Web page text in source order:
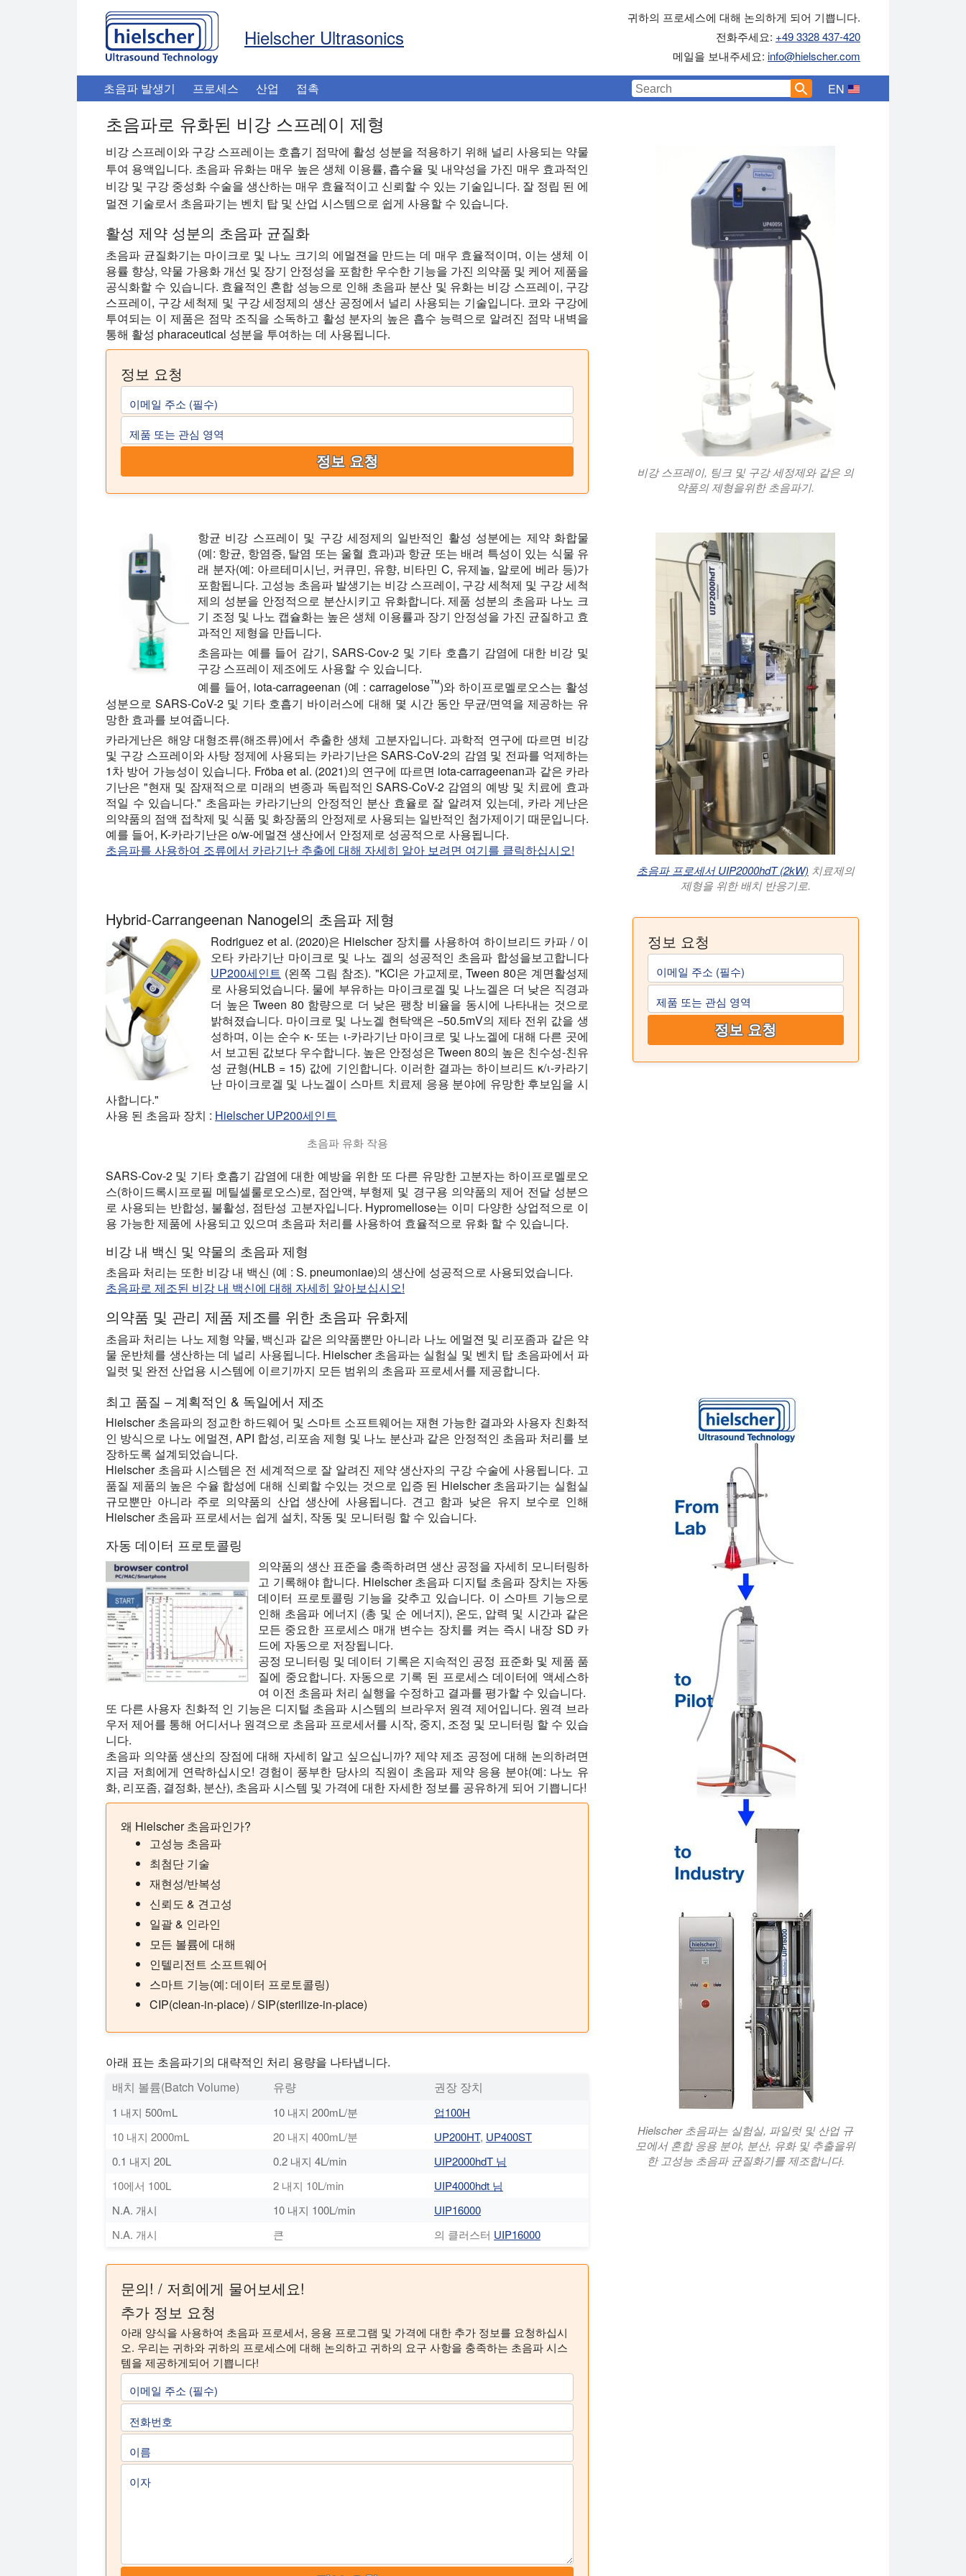
Hielscher Ultrasonics
귀하의 프로세스에 대해 논의하게 되어 기쁩니다.
전화주세요: +49 3328 437-420
메일을 보내주세요: info@hielscher.com
초음파 발생기 프로세스 산업 접촉 EN
초음파로 유화된 비강 스프레이 제형
비강 스프레이와 구강 스프레이는 호흡기 점막에 활성 성분을 적용하기 위해 널리 사용되는 약물
투여 용액입니다. 초음파 유화는 매우 높은 생체 이용률, 흡수율 및 내약성을 가진 매우 효과적인
비강 및 구강 중성화 수술을 생산하는 매우 효율적이고 신뢰할 수 있는 기술입니다. 잘 정립 된 에
멀젼 기술로서 초음파기는 벤치 탑 및 산업 시스템으로 쉽게 사용할 수 있습니다.
활성 제약 성분의 초음파 균질화
초음파 균질화기는 마이크로 및 나노 크기의 에멀젼을 만드는 데 매우 효율적이며, 이는 생체 이
용률 향상, 약물 가용화 개선 및 장기 안정성을 포함한 우수한 기능을 가진 의약품 및 케어 제품을
공식화할 수 있습니다. 효율적인 혼합 성능으로 인해 초음파 분산 및 유화는 비강 스프레이, 구강
스프레이, 구강 세척제 및 구강 세정제의 생산 공정에서 널리 사용되는 기술입니다. 코와 구강에
투여되는 이 제품은 점막 조직을 소독하고 활성 분자의 높은 흡수 능력으로 알려진 점막 내벽을
통해 활성 pharaceutical 성분을 투여하는 데 사용됩니다.
정보 요청
이메일 주소 (필수)
제품 또는 관심 영역
정보 요청
비강 스프레이, 팅크 및 구강 세정제와 같은 의
약품의 제형을위한 초음파기.
항균 비강 스프레이 및 구강 세정제의 일반적인 활성 성분에는 제약 화합물
(예: 항균, 항염증, 탈염 또는 울혈 효과)과 항균 또는 배려 특성이 있는 식물 유
래 분자(예: 아르테미시닌, 커큐민, 유향, 비타민 C, 유제놀, 알로에 베라 등)가
포함됩니다. 고성능 초음파 발생기는 비강 스프레이, 구강 세척제 및 구강 세척
제의 성분을 안정적으로 분산시키고 유화합니다. 제품 성분의 초음파 나노 크
기 조정 및 나노 캡슐화는 높은 생체 이용률과 장기 안정성을 가진 균질하고 효
과적인 제형을 만듭니다.
초음파는 예를 들어 감기, SARS-Cov-2 및 기타 호흡기 감염에 대한 비강 및
구강 스프레이 제조에도 사용할 수 있습니다.
예를 들어, iota-carrageenan (예 : carragelose™)와 하이프로멜로오스는 활성
성분으로 SARS-CoV-2 및 기타 호흡기 바이러스에 대해 몇 시간 동안 무균/면역을 제공하는 유
망한 효과를 보여줍니다.
카라게난은 해양 대형조류(해조류)에서 추출한 생체 고분자입니다. 과학적 연구에 따르면 비강
및 구강 스프레이와 사탕 정제에 사용되는 카라기난은 SARS-CoV-2의 감염 및 전파를 억제하는
1차 방어 가능성이 있습니다. Fröba et al. (2021)의 연구에 따르면 iota-carrageenan과 같은 카라
기난은 "현재 및 잠재적으로 미래의 변종과 독립적인 SARS-CoV-2 감염의 예방 및 치료에 효과
적일 수 있습니다." 초음파는 카라기난의 안정적인 분산 효율로 잘 알려져 있는데, 카라 게난은
의약품의 점액 접착제 및 식품 및 화장품의 안정제로 사용되는 일반적인 첨가제이기 때문입니다.
예를 들어, K-카라기난은 o/w-에멀젼 생산에서 안정제로 성공적으로 사용됩니다.
초음파를 사용하여 조류에서 카라기난 추출에 대해 자세히 알아 보려면 여기를 클릭하십시오!
초음파 프로세서 UIP2000hdT (2kW) 치료제의
제형을 위한 배치 반응기로.
Hybrid-Carrangeenan Nanogel의 초음파 제형
Rodriguez et al. (2020)은 Hielscher 장치를 사용하여 하이브리드 카파 / 이
오타 카라기난 마이크로 및 나노 겔의 성공적인 초음파 합성을보고합니다
UP200세인트 (왼쪽 그림 참조). "KCl은 가교제로, Tween 80은 계면활성제
로 사용되었습니다. 물에 부유하는 마이크로겔 및 나노겔은 더 낮은 직경과
더 높은 Tween 80 함량으로 더 낮은 팽창 비율을 동시에 나타내는 것으로
밝혀졌습니다. 마이크로 및 나노겔 현탁액은 −50.5mV의 제타 전위 값을 생
성하며, 이는 순수 κ- 또는 ι-카라기난 마이크로 및 나노겔에 대해 다른 곳에
서 보고된 값보다 우수합니다. 높은 안정성은 Tween 80의 높은 친수성-친유
성 균형(HLB = 15) 값에 기인합니다. 이러한 결과는 하이브리드 κ/ι-카라기
난 마이크로겔 및 나노겔이 스마트 치료제 응용 분야에 유망한 후보임을 시
사합니다."
사용 된 초음파 장치 : Hielscher UP200세인트
초음파 유화 작용
SARS-Cov-2 및 기타 호흡기 감염에 대한 예방을 위한 또 다른 유망한 고분자는 하이프로멜로오
스(하이드록시프로필 메틸셀룰로오스)로, 점안액, 부형제 및 경구용 의약품의 제어 전달 성분으
로 사용되는 반합성, 불활성, 점탄성 고분자입니다. Hypromellose는 이미 다양한 상업적으로 이
용 가능한 제품에 사용되고 있으며 초음파 처리를 사용하여 효율적으로 유화 할 수 있습니다.
비강 내 백신 및 약물의 초음파 제형
초음파 처리는 또한 비강 내 백신 (예 : S. pneumoniae)의 생산에 성공적으로 사용되었습니다.
초음파로 제조된 비강 내 백신에 대해 자세히 알아보십시오!
의약품 및 관리 제품 제조를 위한 초음파 유화제
초음파 처리는 나노 제형 약물, 백신과 같은 의약품뿐만 아니라 나노 에멀젼 및 리포좀과 같은 약
물 운반체를 생산하는 데 널리 사용됩니다. Hielscher 초음파는 실험실 및 벤치 탑 초음파에서 파
일럿 및 완전 산업용 시스템에 이르기까지 모든 범위의 초음파 프로세서를 제공합니다.
정보 요청
이메일 주소 (필수)
제품 또는 관심 영역
정보 요청
최고 품질 – 계획적인 & 독일에서 제조
Hielscher 초음파의 정교한 하드웨어 및 스마트 소프트웨어는 재현 가능한 결과와 사용자 친화적
인 방식으로 나노 에멀젼, API 합성, 리포솜 제형 및 나노 분산과 같은 안정적인 초음파 처리를 보
장하도록 설계되었습니다.
Hielscher 초음파 시스템은 전 세계적으로 잘 알려진 제약 생산자의 구강 수술에 사용됩니다. 고
품질 제품의 높은 수율 합성에 대해 신뢰할 수있는 것으로 입증 된 Hielscher 초음파기는 실험실
규모뿐만 아니라 주로 의약품의 산업 생산에 사용됩니다. 견고 함과 낮은 유지 보수로 인해
Hielscher 초음파 프로세서는 쉽게 설치, 작동 및 모니터링 할 수 있습니다.
자동 데이터 프로토콜링
의약품의 생산 표준을 충족하려면 생산 공정을 자세히 모니터링하
고 기록해야 합니다. Hielscher 초음파 디지털 초음파 장치는 자동
데이터 프로토콜링 기능을 갖추고 있습니다. 이 스마트 기능으로
인해 초음파 에너지 (총 및 순 에너지), 온도, 압력 및 시간과 같은
모든 중요한 프로세스 매개 변수는 장치를 켜는 즉시 내장 SD 카
드에 자동으로 저장됩니다.
공정 모니터링 및 데이터 기록은 지속적인 공정 표준화 및 제품 품
질에 중요합니다. 자동으로 기록 된 프로세스 데이터에 액세스하
여 이전 초음파 처리 실행을 수정하고 결과를 평가할 수 있습니다.
또 다른 사용자 친화적 인 기능은 디지털 초음파 시스템의 브라우저 원격 제어입니다. 원격 브라
우저 제어를 통해 어디서나 원격으로 초음파 프로세서를 시작, 중지, 조정 및 모니터링 할 수 있습
니다.
초음파 의약품 생산의 장점에 대해 자세히 알고 싶으십니까? 제약 제조 공정에 대해 논의하려면
지금 저희에게 연락하십시오! 경험이 풍부한 당사의 직원이 초음파 제약 응용 분야(예: 나노 유
화, 리포좀, 결정화, 분산), 초음파 시스템 및 가격에 대한 자세한 정보를 공유하게 되어 기쁩니다!
왜 Hielscher 초음파인가?
고성능 초음파
최첨단 기술
재현성/반복성
신뢰도 & 견고성
일괄 & 인라인
모든 볼륨에 대해
인텔리전트 소프트웨어
스마트 기능(예: 데이터 프로토콜링)
CIP(clean-in-place) / SIP(sterilize-in-place)
아래 표는 초음파기의 대략적인 처리 용량을 나타냅니다.
배치 볼륨(Batch Volume)
유량 권장 장치
1 내지 500mL 10 내지 200mL/분
업100H
10 내지 2000mL
20 내지 400mL/분 UP200HT, UP400ST
0.1 내지 20L
0.2 내지 4L/min
UIP2000hdT 님
10에서 100L
2 내지 10L/min
UIP4000hdt 님
N.A. 개시
10 내지 100L/min
UIP16000
N.A. 개시
큰 의 클러스터 UIP16000
문의! / 저희에게 물어보세요!
추가 정보 요청
아래 양식을 사용하여 초음파 프로세서, 응용 프로그램 및 가격에 대한 추가 정보를 요청하십시
오. 우리는 귀하와 귀하의 프로세스에 대해 논의하고 귀하의 요구 사항을 충족하는 초음파 시스
템을 제공하게되어 기쁩니다!
이메일 주소 (필수)
전화번호
이름
이자
Hielscher 초음파는 실험실, 파일럿 및 산업 규
모에서 혼합 응용 분야, 분산, 유화 및 추출을위
한 고성능 초음파 균질화기를 제조합니다.